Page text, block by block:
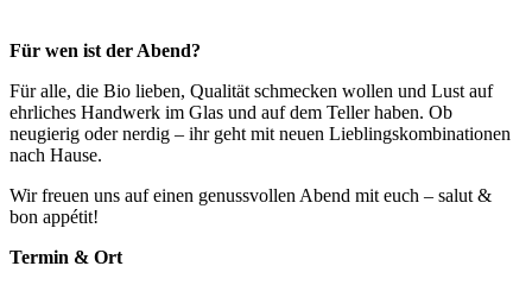
Für wen ist der Abend?
Für alle, die Bio lieben, Qualität schmecken wollen und Lust auf
ehrliches Handwerk im Glas und auf dem Teller haben. Ob
neugierig oder nerdig – ihr geht mit neuen Lieblingskombinationen
nach Hause.
Wir freuen uns auf einen genussvollen Abend mit euch – salut &
bon appétit!
Termin & Ort